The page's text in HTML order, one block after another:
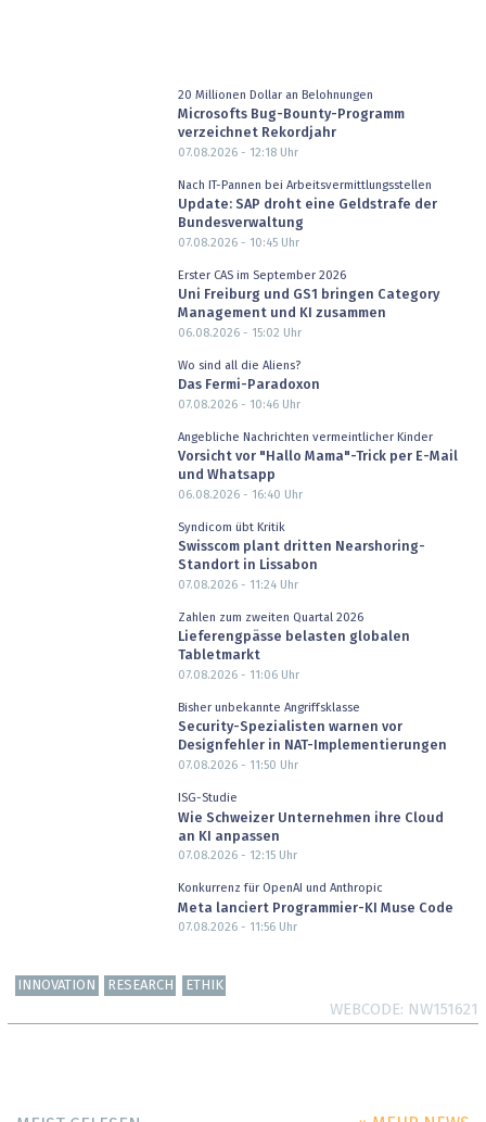
20 Millionen Dollar an Belohnungen
Microsofts Bug-Bounty-Programm
verzeichnet Rekordjahr
07.08.2026 - 12:18Uhr
Nach IT-Pannen bei Arbeitsvermittlungsstellen
Update: SAP droht eine Geldstrafe der
Bundesverwaltung
07.08.2026 - 10:45Uhr
Erster CAS im September 2026
Uni Freiburg und GS1 bringen Category
Management und KI zusammen
06.08.2026 - 15:02 Uhr
Wo sind all die Aliens?
Das Fermi-Paradoxon
07.08.2026 - 10:46Uhr
Angebliche Nachrichten vermeintlicher Kinder
Vorsicht vor "Hallo Mama"-Trick per E-Mail
und Whatsapp
06.08.2026 - 16:40 Uhr
Syndicom übt Kritik
Swisscom plant dritten Nearshoring-
Standort in Lissabon
07.08.2026 - 11:24Uhr
Zahlen zum zweiten Quartal 2026
Lieferengpässe belasten globalen
Tabletmarkt
07.08.2026 - 11:06Uhr
Bisher unbekannte Angriffsklasse
Security-Spezialisten warnen vor
Designfehler in NAT-Implementierungen
07.08.2026 - 11:50 Uhr
ISG-Studie
Wie Schweizer Unternehmen ihre Cloud
an KI anpassen
07.08.2026 - 12:15Uhr
Konkurrenz für OpenAI und Anthropic
Meta lanciert Programmier-KI Muse Code
07.08.2026 - 11:56Uhr
INNOVATION RESEARCH ETHIK
WEBCODE NW151621